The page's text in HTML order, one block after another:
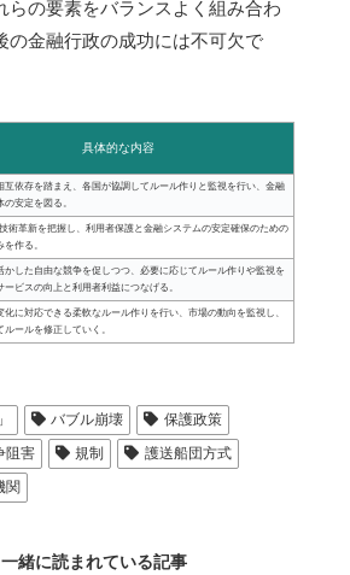
らの要素をバランスよく組み合わ
の金融行政の成功には不可欠で
具体的な内容
互依存を踏まえ、各国が協調してルール作りと監視を行い、金融
の安定を図る。
術革新を把握し、利用者保護と金融システムの安定確保のための
作る。
かした自由な競争を促しつつ、必要に応じてルール作りや監視を
ービスの向上と利用者利益につなげる。
化に対応できる柔軟なルール作りを行い、市場の動向を監視し、
ルールを修正していく。
バブル崩壊
保護政策
阻害 規制
護送船団方式
関
一緒に読まれている記事